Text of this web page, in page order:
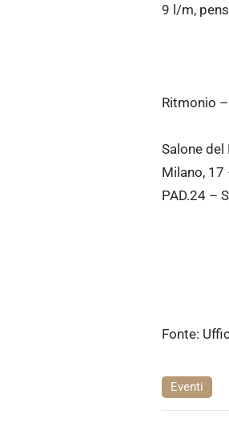
9 l/m,
Ritmonio
Salone
Milano,
PAD.24 –
Fonte:
Eventi